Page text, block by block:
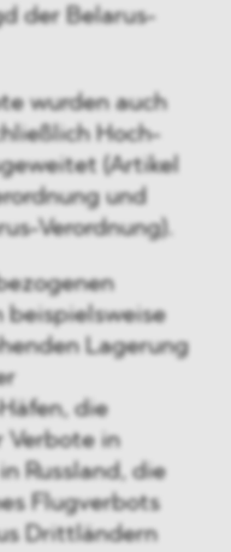
der Belarus-
wurden auch
Hoch-
(Artikel
und
Verordnung).
beispielsweise
Lagerung
die
Verbote in
Russland, die
Flugverbots
Drittländern